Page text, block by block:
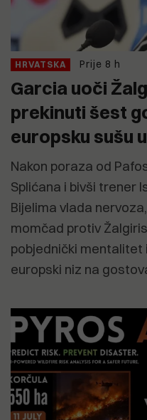
HRVATSKA Prije 8 h
Garcia uoči
prekinuti šest
europsku sušu
Nakon poraza od
Splićana i bivši trener
Bijelima vlada
momčad protiv
pobjednički mentalitet
europski niz na